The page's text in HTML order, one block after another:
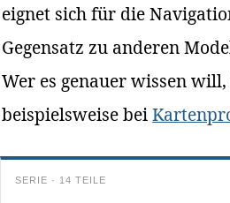
eignet sich für die
Gegensatz zu anderen
Wer es genauer wissen
beispielsweise bei
SERIE · 14 TEILE